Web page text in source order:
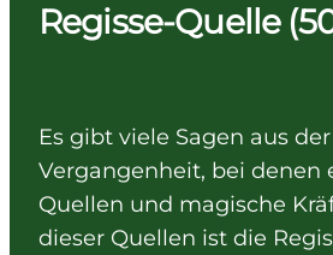
Regisse-Quelle
Es gibt viele Sagen aus der
Vergangenheit, bei denen
Quellen und magische
dieser Quellen ist die